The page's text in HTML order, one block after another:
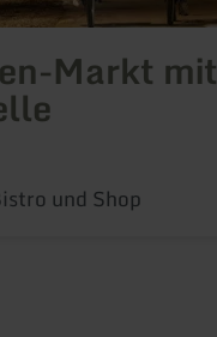
Markt mit
und Shop